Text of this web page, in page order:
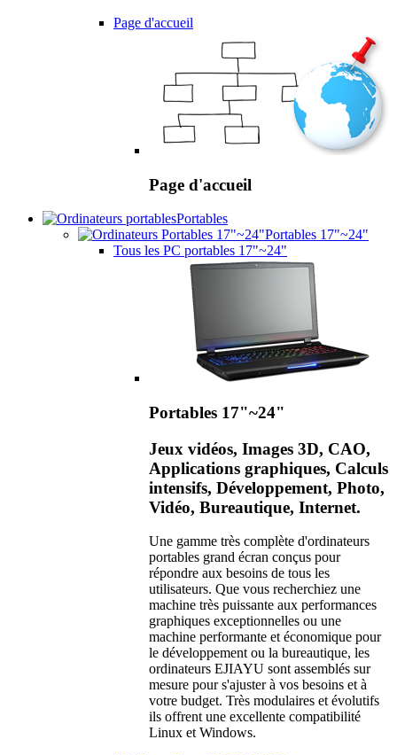
Page d'accueil
Page d'accueil
Portables
Portables 17"~24"
Tous les PC portables 17"~24"
Portables 17"~24"
Jeux vidéos, Images 3D, CAO,
Applications graphiques, Calculs
intensifs, Développement, Photo,
Vidéo, Bureautique, Internet.
Une gamme très complète d'ordinateurs
portables grand écran conçus pour
répondre aux besoins de tous les
utilisateurs. Que vous recherchiez une
machine très puissante aux performances
graphiques exceptionnelles ou une
machine performante et économique pour
le développement ou la bureautique, les
ordinateurs EJIAYU sont assemblés sur
mesure pour s'ajuster à vos besoins et à
votre budget. Très modulaires et évolutifs
ils offrent une excellente compatibilité
Linux et Windows.